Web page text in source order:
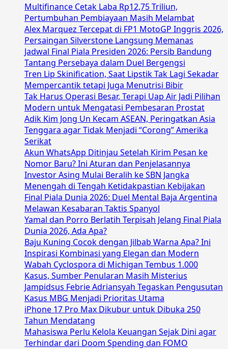
Multifinance Cetak Laba Rp12,75 Triliun,
Pertumbuhan Pembiayaan Masih Melambat
Alex Marquez Tercepat di FP1 MotoGP Inggris 2026,
Persaingan Silverstone Langsung Memanas
Jadwal Final Piala Presiden 2026: Persib Bandung
Tantang Persebaya dalam Duel Bergengsi
Tren Lip Skinification, Saat Lipstik Tak Lagi Sekadar
Mempercantik tetapi Juga Menutrisi Bibir
Tak Harus Operasi Besar, Terapi Uap Air Jadi Pilihan
Modern untuk Mengatasi Pembesaran Prostat
Adik Kim Jong Un Kecam ASEAN, Peringatkan Asia
Tenggara agar Tidak Menjadi “Corong” Amerika
Serikat
Akun WhatsApp Ditinjau Setelah Kirim Pesan ke
Nomor Baru? Ini Aturan dan Penjelasannya
Investor Asing Mulai Beralih ke SBN Jangka
Menengah di Tengah Ketidakpastian Kebijakan
Final Piala Dunia 2026: Duel Mental Baja Argentina
Melawan Kesabaran Taktis Spanyol
Yamal dan Porro Berlatih Terpisah Jelang Final Piala
Dunia 2026, Ada Apa?
Baju Kuning Cocok dengan Jilbab Warna Apa? Ini
Inspirasi Kombinasi yang Elegan dan Modern
Wabah Cyclospora di Michigan Tembus 1.000
Kasus, Sumber Penularan Masih Misterius
Jampidsus Febrie Adriansyah Tegaskan Pengusutan
Kasus MBG Menjadi Prioritas Utama
iPhone 17 Pro Max Dikubur untuk Dibuka 250
Tahun Mendatang
Mahasiswa Perlu Kelola Keuangan Sejak Dini agar
Terhindar dari Doom Spending dan FOMO